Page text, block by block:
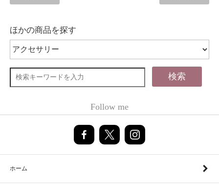
ほかの商品を探す
検索
Follow me
ホーム